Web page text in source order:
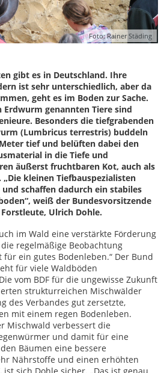
Foto: Rainer Städing
gibt es in Deutschland. Ihre
ist sehr unterschiedlich, aber da
geht es im Boden zur Sache.
Erdwurm genannten Tiere sind
Besonders die tiefgrabenden
(Lumbricus terrestris) buddeln
tief und belüften dabei den
in die Tiefe und
äußerst fruchtbaren Kot, auch als
kleinen Tiefbauspezialisten
schaffen dadurch ein stabiles
weiß der Bundesvorsitzende
Ulrich Dohle.
im Wald eine verstärkte Förderung
regelmäßige Beobachtung
ein gutes Bodenleben.“ Der Bund
für viele Waldböden
vom BDF für die ungewisse Zukunft
strukturreichen Mischwälder
des Verbandes gut zersetzte,
mit einem regen Bodenleben.
Mischwald verbessert die
und damit für eine
Bäumen eine bessere
Nährstoffe und einen erhöhten